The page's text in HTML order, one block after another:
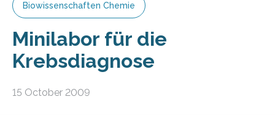
Biowissenschaften Chemie
Minilabor für die
Krebsdiagnose
15 October 2009